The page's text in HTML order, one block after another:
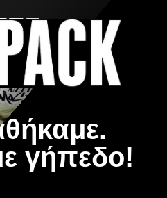
γήπεδο!